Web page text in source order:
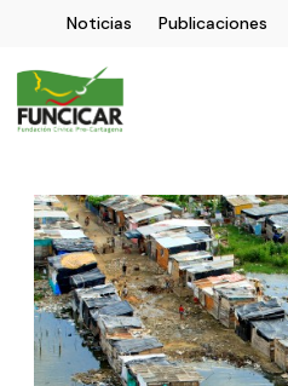
Noticias Publicaciones